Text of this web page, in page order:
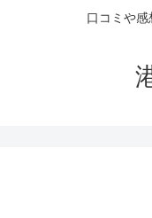
口コミや